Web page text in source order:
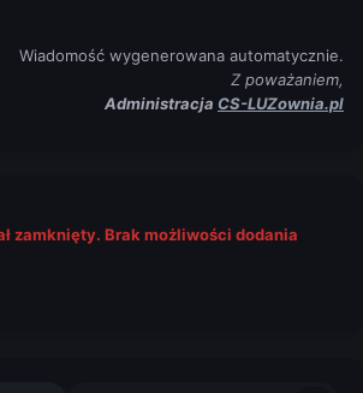
Wiadomość wygenerowana automatycznie.
Z poważaniem,
Administracja CS-LUZownia.pl
zamknięty. Brak możliwości dodania